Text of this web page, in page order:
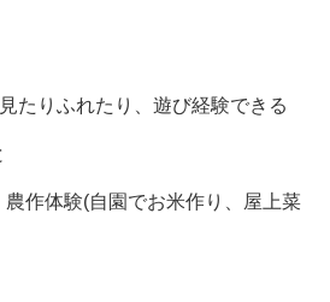
たりふれたり、遊び経験できる
農作体験(自園でお米作り、屋上菜